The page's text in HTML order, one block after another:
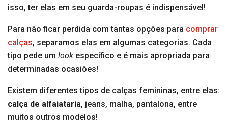
isso, ter elas em seu guarda-roupas é indispensável!
Para não ficar perdida com tantas opções para comprar
calças, separamos elas em algumas categorias. Cada
tipo pede um look específico e é mais apropriada para
determinadas ocasiões!
Existem diferentes tipos de calças femininas, entre elas:
calça de alfaiataria, jeans, malha, pantalona, entre
muitos outros modelos!